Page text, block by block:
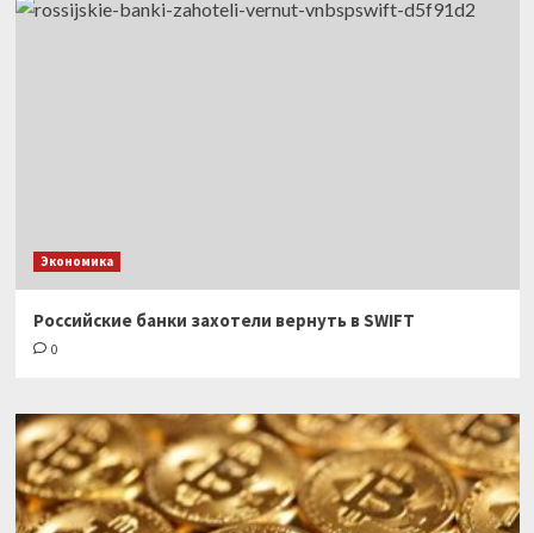
Экономика
Российские банки захотели вернуть в SWIFT
0